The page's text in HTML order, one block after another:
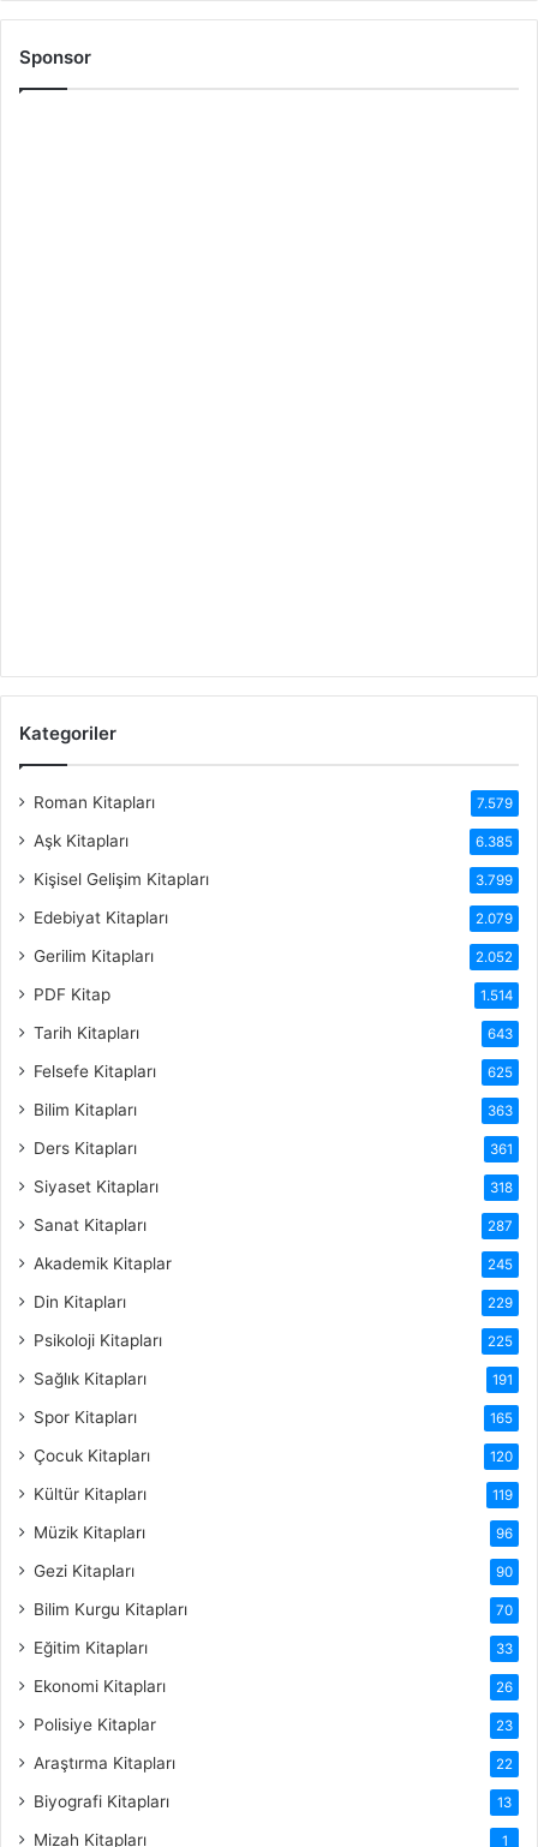
Sponsor
Kategoriler
Roman Kitapları 7.579
Aşk Kitapları 6.385
Kişisel Gelişim Kitapları 3.799
Edebiyat Kitapları 2.079
Gerilim Kitapları 2.052
PDF Kitap 1.514
Tarih Kitapları 643
Felsefe Kitapları 625
Bilim Kitapları 363
Ders Kitapları 361
Siyaset Kitapları 318
Sanat Kitapları 287
Akademik Kitaplar 245
Din Kitapları 229
Psikoloji Kitapları 225
Sağlık Kitapları 191
Spor Kitapları 165
Çocuk Kitapları 120
Kültür Kitapları 119
Müzik Kitapları 96
Gezi Kitapları 90
Bilim Kurgu Kitapları 70
Eğitim Kitapları 33
Ekonomi Kitapları 26
Polisiye Kitaplar 23
Araştırma Kitapları 22
Biyografi Kitapları 13
Mizah Kitapları 1